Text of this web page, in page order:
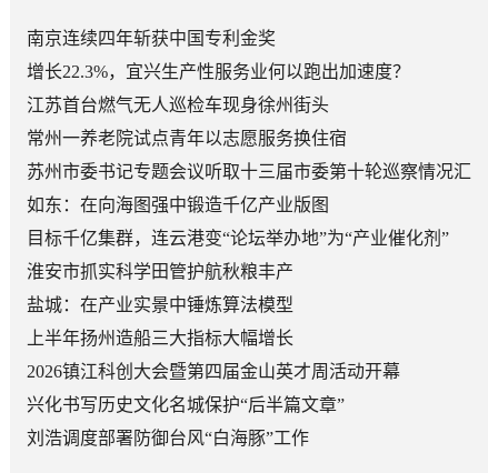
南京连续四年斩获中国专利金奖
增长22.3%，宜兴生产性服务业何以跑出加速度？
江苏首台燃气无人巡检车现身徐州街头
常州一养老院试点青年以志愿服务换住宿
苏州市委书记专题会议听取十三届市委第十轮巡察情况汇
报
如东：在向海图强中锻造千亿产业版图
目标千亿集群，连云港变“论坛举办地”为“产业催化剂”
淮安市抓实科学田管护航秋粮丰产
盐城：在产业实景中锤炼算法模型
上半年扬州造船三大指标大幅增长
2026镇江科创大会暨第四届金山英才周活动开幕
兴化书写历史文化名城保护“后半篇文章”
刘浩调度部署防御台风“白海豚”工作